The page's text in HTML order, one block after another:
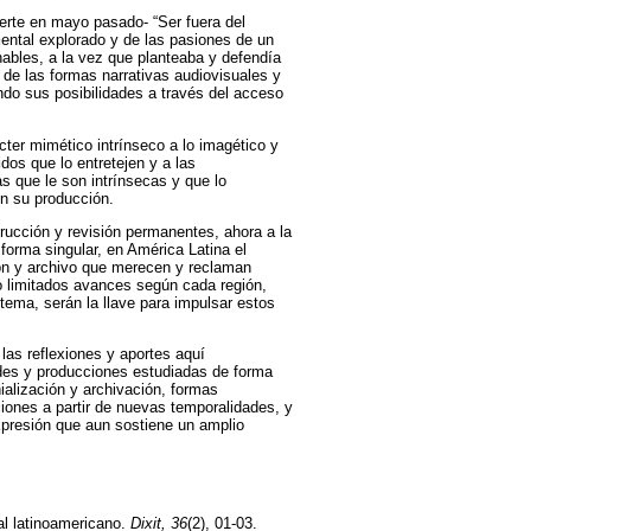
en mayo pasado- “Ser fuera del
explorado y de las pasiones de un
a la vez que planteaba y defendía
las formas narrativas audiovisuales y
sus posibilidades a través del acceso
mimético intrínseco a lo imagético y
que lo entretejen y a las
que le son intrínsecas y que lo
su producción.
y revisión permanentes, ahora a la
singular, en América Latina el
y archivo que merecen y reclaman
avances según cada región,
serán la llave para impulsar estos
reflexiones y aportes aquí
y producciones estudiadas de forma
y archivación, formas
a partir de nuevas temporalidades, y
que aun sostiene un amplio
latinoamericano. Dixit, 36(2), 01-03.